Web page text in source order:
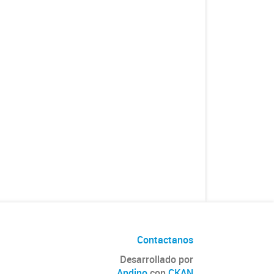
Contactanos
Desarrollado por